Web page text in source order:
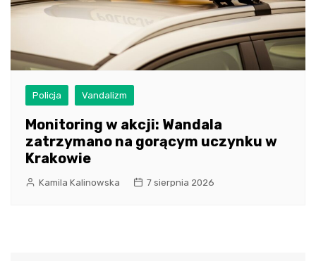
Policja Vandalizm
Monitoring w akcji: Wandala
zatrzymano na gorącym uczynku w
Krakowie
Kamila Kalinowska 7 sierpnia 2026